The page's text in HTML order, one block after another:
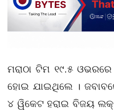
ମରାଠା ଟିମ ୧୯.୫
ହୋଇ ଯାଇଥିଲେ ।
୪ ୱିକେଟ ହରାଇ ବିଜୟ